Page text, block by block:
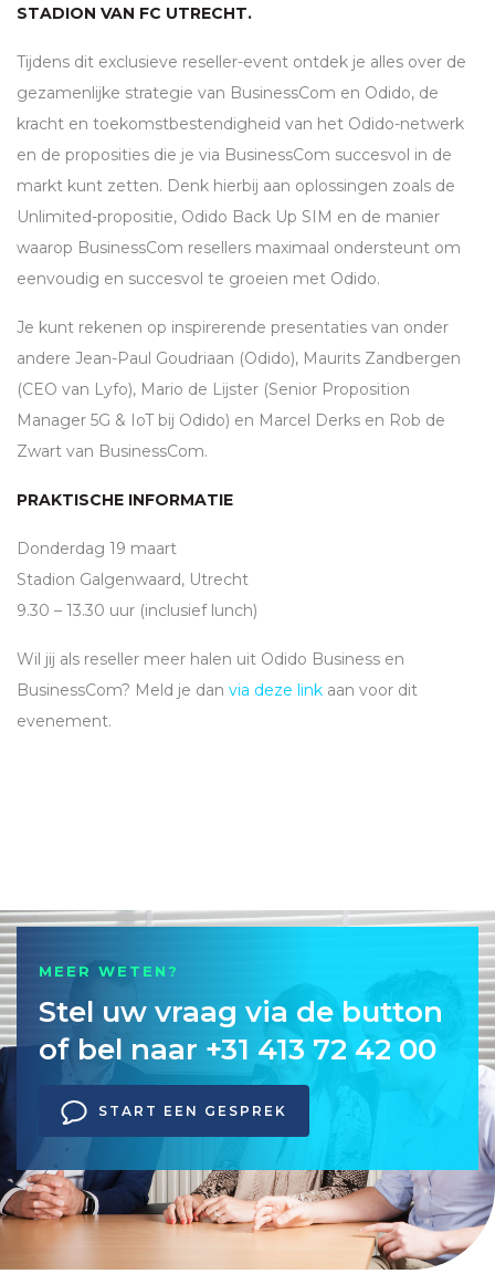
STADION VAN FC UTRECHT.
Tijdens dit exclusieve reseller-event ontdek je alles over de
gezamenlijke strategie van BusinessCom en Odido, de
kracht en toekomstbestendigheid van het Odido-netwerk
en de proposities die je via BusinessCom succesvol in de
markt kunt zetten. Denk hierbij aan oplossingen zoals de
Unlimited-propositie, Odido Back Up SIM en de manier
waarop BusinessCom resellers maximaal ondersteunt om
eenvoudig en succesvol te groeien met Odido.
Je kunt rekenen op inspirerende presentaties van onder
andere Jean-Paul Goudriaan (Odido), Maurits Zandbergen
(CEO van Lyfo), Mario de Lijster (Senior Proposition
Manager 5G & IoT bij Odido) en Marcel Derks en Rob de
Zwart van BusinessCom.
PRAKTISCHE INFORMATIE
Donderdag 19 maart
Stadion Galgenwaard, Utrecht
9.30 – 13.30 uur (inclusief lunch)
Wil jij als reseller meer halen uit Odido Business en
BusinessCom? Meld je dan via deze link aan voor dit
evenement.
MEER WETEN?
Stel uw vraag via de button
of bel naar +31 413 72 42 00
START EEN GESPREK